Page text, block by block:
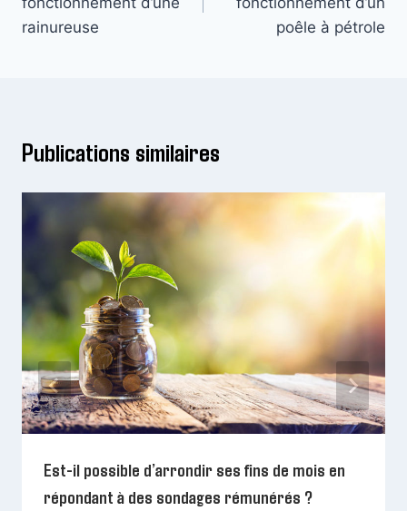
l’article
rainureuse
poêle à pétrole
Publications similaires
Est-il possible d’arrondir ses fins de mois en
répondant à des sondages rémunérés ?